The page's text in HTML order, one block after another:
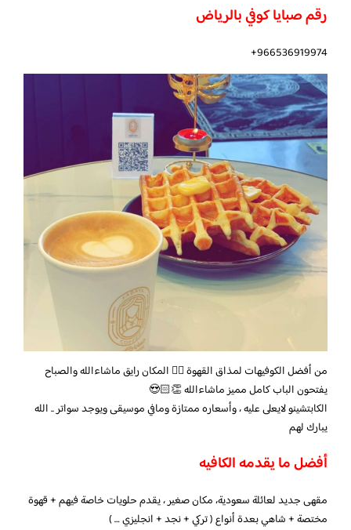
رقم صبايا كوفي بالرياض
966536919974+
من أفضل الكوفيهات لمذاق القهوة 👌🏻 المكان رايق ماشاءالله والصباح
يفتحون الباب كامل مميز ماشاءالله 👏🏻😍
الكابتشينو لايعلى عليه ، وأسعاره ممتازة ومافي موسيقى ويوجد سواتر .. الله
يبارك لهم
أفضل ما يقدمه الكافيه
مقهى جديد لعائلة سعودية، مكان صغير ، يقدم حلويات خاصة فيهم + قهوة
مختصة + شاهي بعدة أنواع ( تركي + نجد + انجليزي … )